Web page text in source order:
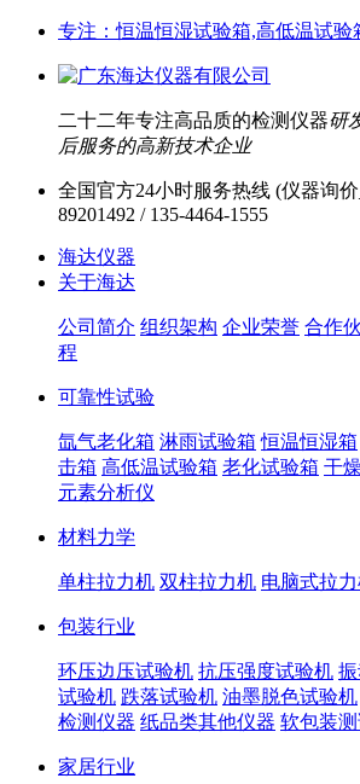
专注：恒温恒湿试验箱,高低温试验
二十二年专注高品质的检测仪器研
后服务的高新技术企业
全国官方24小时服务热线 (仪器询
89201492 / 135-4464-1555
海达仪器
关于海达
公司简介 组织架构 企业荣誉 合作
程
可靠性试验
氙气老化箱 淋雨试验箱 恒温恒湿箱
击箱 高低温试验箱 老化试验箱 干
元素分析仪
材料力学
单柱拉力机 双柱拉力机 电脑式拉
包装行业
环压边压试验机 抗压强度试验机
试验机 跌落试验机 油墨脱色试验机
检测仪器 纸品类其他仪器 软包装
家居行业